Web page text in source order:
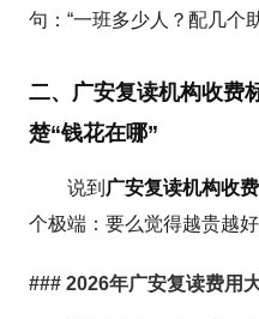
句：“一班多少人？配几个
二、广安复读机构收费
楚“钱花在哪”
说到 广安复读机构收
个极端：要么觉得越贵越
### 2026年广安复读费用